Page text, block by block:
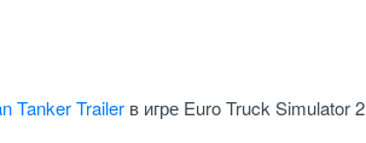
Tanker Trailerв игре Euro Truck Simulator